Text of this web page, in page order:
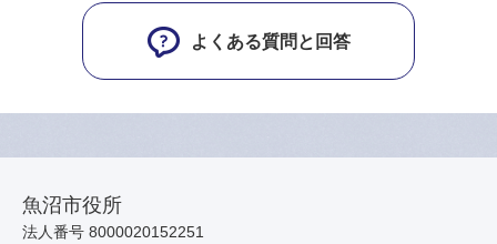
よくある質問と回答
魚沼市役所
法人番号 8000020152251